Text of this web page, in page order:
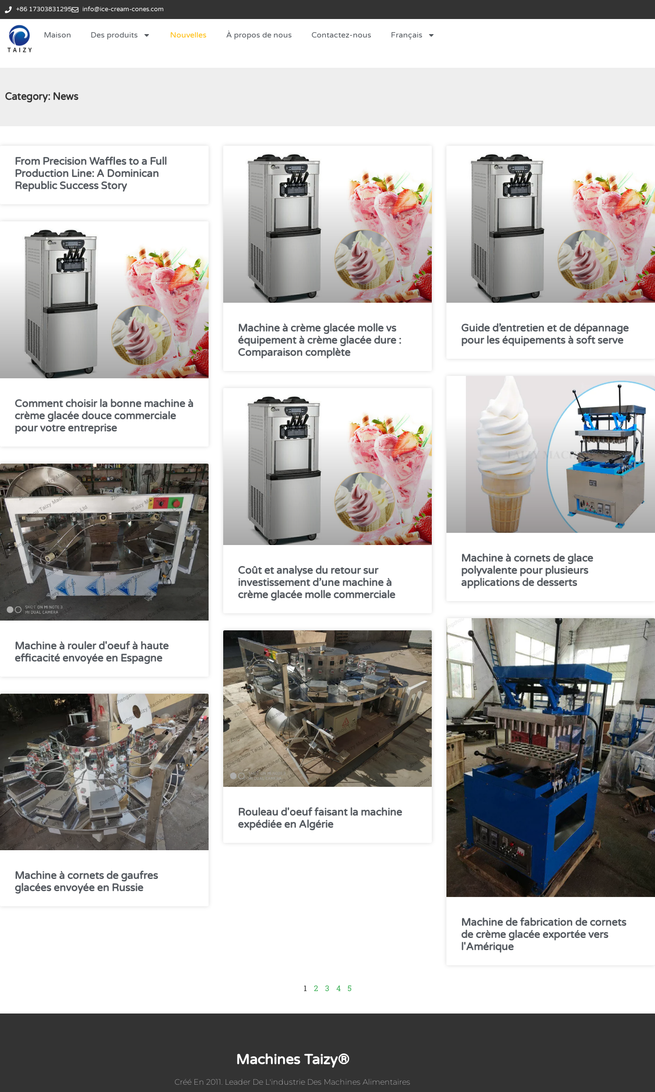
+86 17303831295 info@ice-cream-cones.com
Maison Des produits Nouvelles À propos de nous Contactez-nous Français
Category: News
From Precision Waffles to a Full
Production Line: A Dominican
Republic Success Story
Machine à crème glacée molle vs
équipement à crème glacée dure :
Comparaison complète
Guide d’entretien et de dépannage
pour les équipements à soft serve
Comment choisir la bonne machine à
crème glacée douce commerciale
pour votre entreprise
Coût et analyse du retour sur
investissement d’une machine à
crème glacée molle commerciale
Machine à cornets de glace
polyvalente pour plusieurs
applications de desserts
Machine à rouler d'oeuf à haute
efficacité envoyée en Espagne
Rouleau d'oeuf faisant la machine
expédiée en Algérie
Machine de fabrication de cornets
de crème glacée exportée vers
l'Amérique
Machine à cornets de gaufres
glacées envoyée en Russie
1 2 3 4 5
Machines Taizy®
Créé En 2011. Leader De L'industrie Des Machines Alimentaires